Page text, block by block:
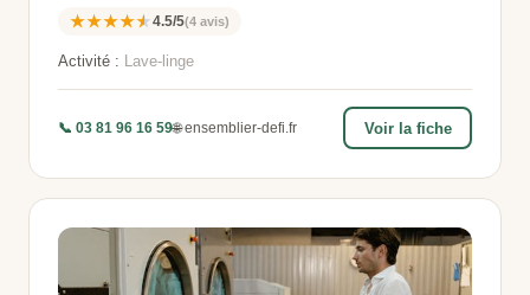
★★★★★4.5/5(4 avis)
Activité : Lave-linge
📞 03 81 96 16 59🌐 ensemblier-defi.fr Voir la fiche